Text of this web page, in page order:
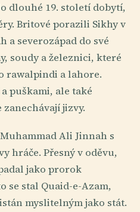
dlouhé 19. století dobytí,
Britové porazili Sikhy v
a severozápad do své
soudy a železnici, které
rawalpindi a lahore.
puškami, ale také
jizvy.
Ali Jinnah s
hráče. Přesný v oděvu,
jako prorok
se stal Quaid-e-Azam,
myslitelným jako stát.